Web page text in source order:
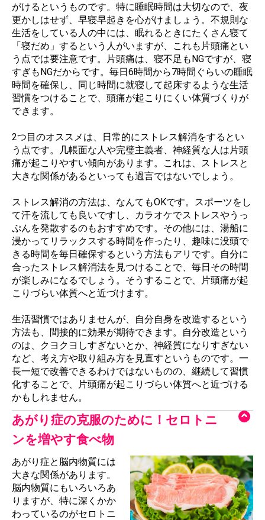
がけるというものです。特に睡眠時間は大切なので、夜
更かしはせず、早寝早起きを心がけましょう。不規則な
生活をしている人の中には、眠れるときにたくさん寝て
「寝だめ」するという人がいますが、これも片頭痛とい
う点では要注意です。片頭痛は、寝不足もNGですが、寝
すぎもNGだからです。毎日6時間から7時間ぐらいの睡眠
時間を確保し、同じ時間に就寝して起床するような生活
習慣をつけることで、頭痛が起こりにくい体質づくりが
できます。
2つ目のオススメは、日常的にストレス解消をするとい
う点です。几帳面な人や完璧主義者、神経質な人は片頭
痛が起こりやすい傾向があります。これは、ストレスと
大きな関係があるといっても過言ではないでしょう。
ストレス解消の方法は、なんてもOKです。スポーツをし
て汗を流しても良いですし、カラオケでストレスやうっ
ぷんを発散するのもおすすめです。その他には、湯船に
浸かってリラックスする時間を作ったり、趣味に没頭で
きる時間を毎日確保するという方法もアリです。自分に
合ったストレス解消法を見つけることで、毎日その時間
が楽しみになるでしょう。そうすることで、片頭痛が起
こりづらい体質へと近づけます。
生活習慣ではありませんが、自分自身を改造するという
方法も、間接的に効果が期待できます。自分改造という
のは、クヨクヨしすぎないとか、神経質になりすぎない
など、考え方や取り組み方を見直すというものです。一
長一短で改善できるわけではないものの、継続して習慣
化することで、片頭痛が起こりづらい体質へと近づける
かもしれません。
あがり症の克服のために！セロトニ
ンを増やす食べ物
あがり症と脳内物質には
大きな関係があります。
脳内物質にもいろいろあ
りますが、特に深くかか
わっているのがセロトニ